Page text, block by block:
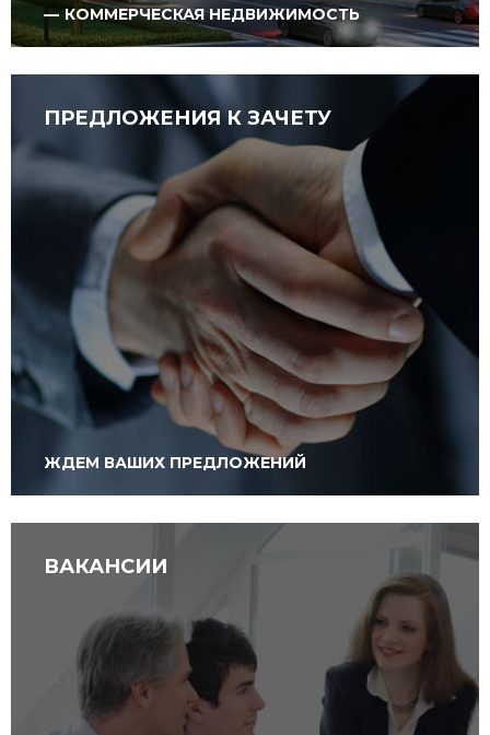
КОММЕРЧЕСКАЯ НЕДВИЖИМОСТЬ
ПРЕДЛОЖЕНИЯ К ЗАЧЕТУ
ЖДЕМ ВАШИХ ПРЕДЛОЖЕНИЙ
ВАКАНСИИ